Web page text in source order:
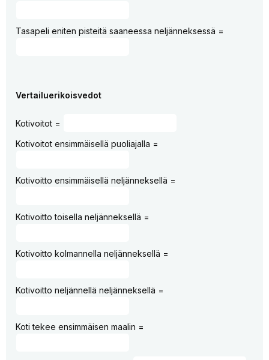
Tasapeli eniten pisteitä saaneessa neljänneksessä =
Vertailuerikoisvedot
Kotivoitot =
Kotivoitot ensimmäisellä puoliajalla =
Kotivoitto ensimmäisellä neljänneksellä =
Kotivoitto toisella neljänneksellä =
Kotivoitto kolmannella neljänneksellä =
Kotivoitto neljännellä neljänneksellä =
Koti tekee ensimmäisen maalin =